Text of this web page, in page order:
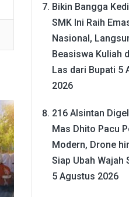
Bikin Bangga
SMK Ini Raih
Nasional,
Beasiswa Kuliah
Las dari Bupati 5
2026
216 Alsintan
Mas Dhito Pacu
Modern, Drone
Siap Ubah Wajah
5 Agustus 2026